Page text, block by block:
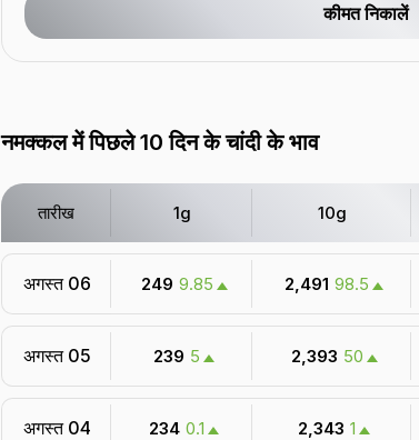
कीमत निकालें
नमक्कल में पिछले 10 दिन के चांदी के भाव
तारीख 1g 10g
अगस्त 06 ₹ 249 9.85 ₹ 2,491 98.5
अगस्त 05 ₹ 239 5 ₹ 2,393 50
अगस्त 04 ₹ 234 0.1 ₹ 2,343 1